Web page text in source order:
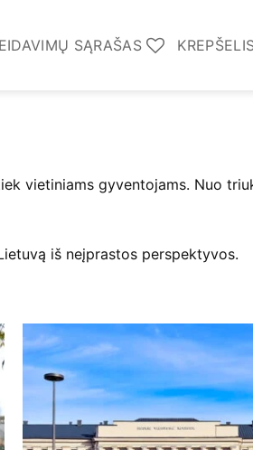
SĄRAŠAS
vietiniams gyventojams. Nuo
iš neįprastos perspektyvos.